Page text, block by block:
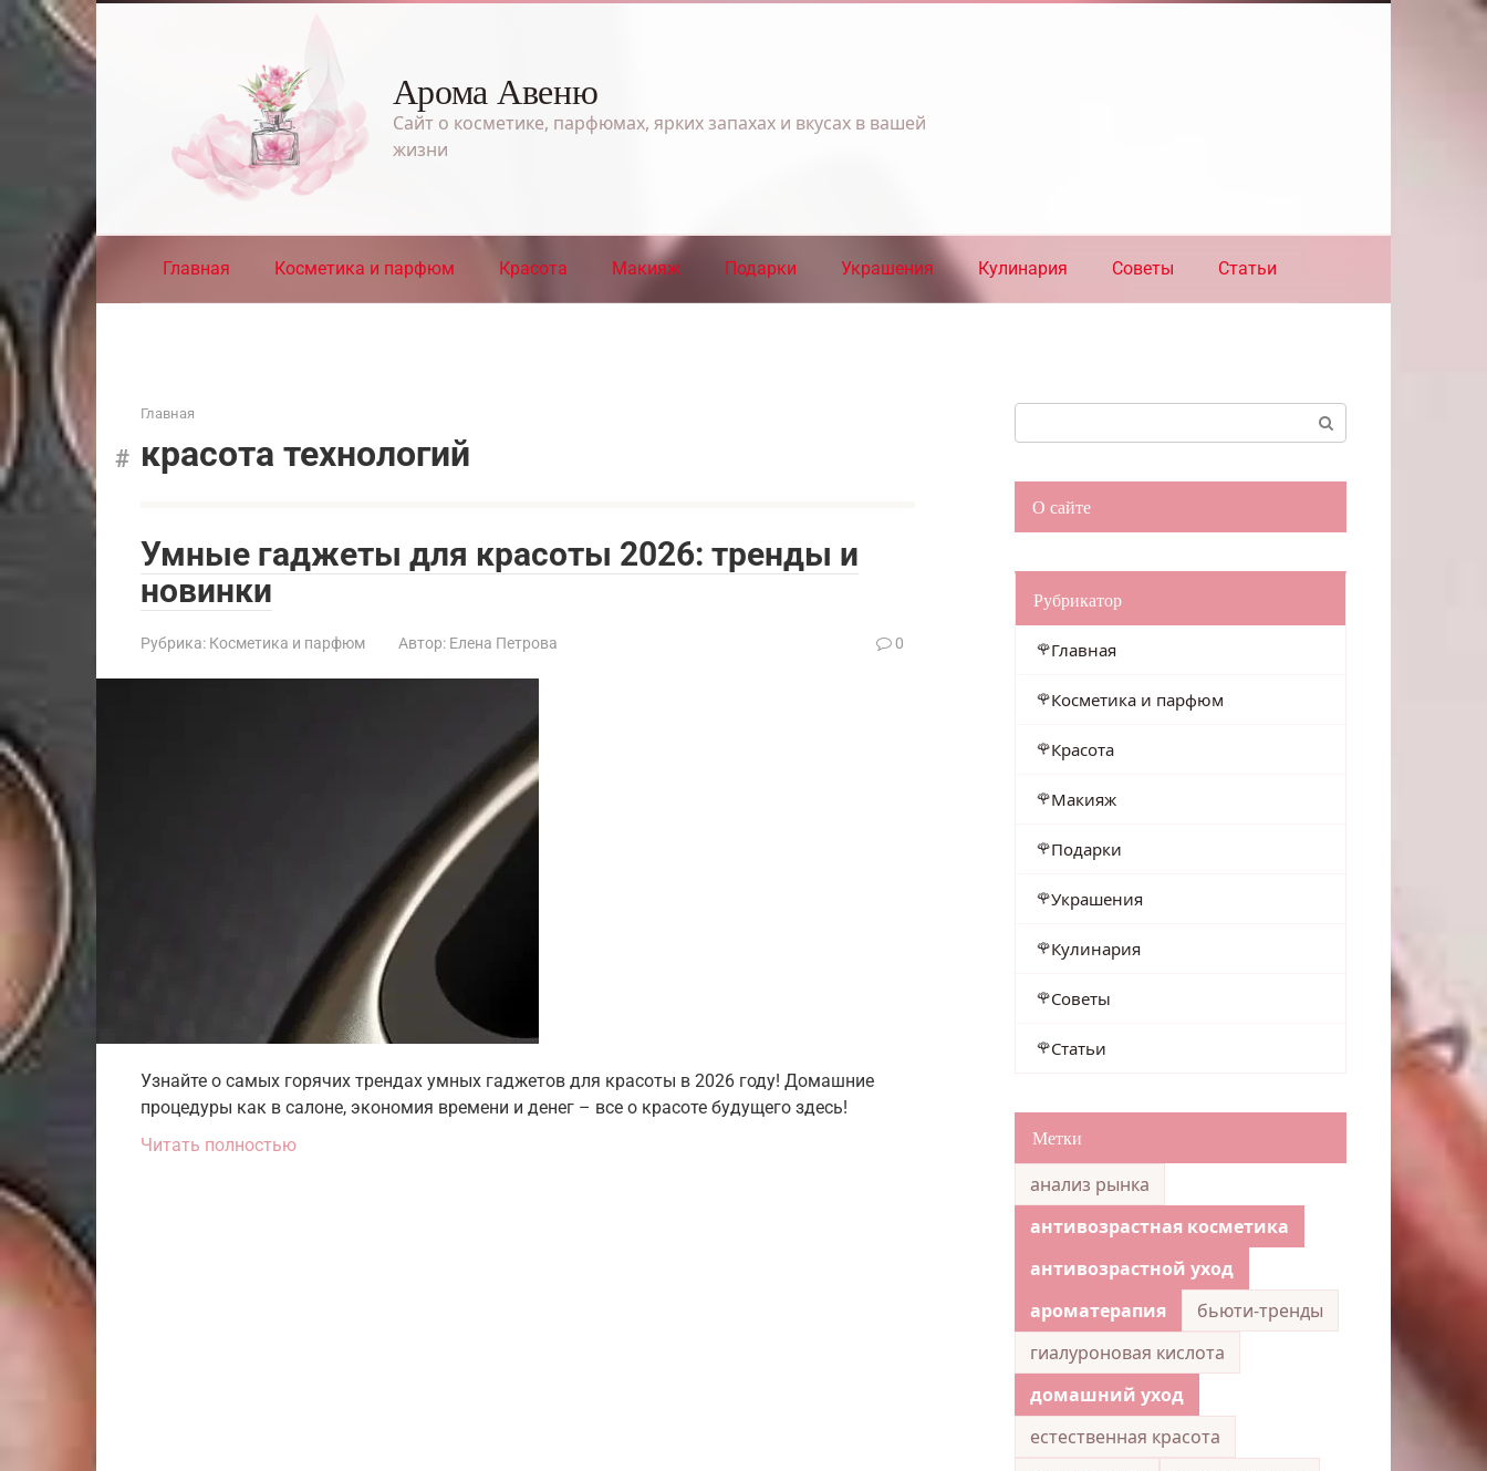
Перейти
к
контенту
Арома Авеню
Сайт о косметике, парфюмах, ярких запахах и вкусах в вашей
жизни
Главная Косметика и парфюм Красота Макияж Подарки Украшения Кулинария Советы Статьи
Главная
красота технологий
Умные гаджеты для красоты 2026: тренды и
новинки
Рубрика: Косметика и парфюм Автор: Елена Петрова 0
Узнайте о самых горячих трендах умных гаджетов для красоты в 2026 году! Домашние
процедуры как в салоне, экономия времени и денег – все о красоте будущего здесь!
Читать полностью
О сайте
Рубрикатор
Главная
Косметика и парфюм
Красота
Макияж
Подарки
Украшения
Кулинария
Советы
Статьи
Метки
анализ рынка
антивозрастная косметика
антивозрастной уход
ароматерапия
бьюти-тренды
гиалуроновая кислота
домашний уход
естественная красота